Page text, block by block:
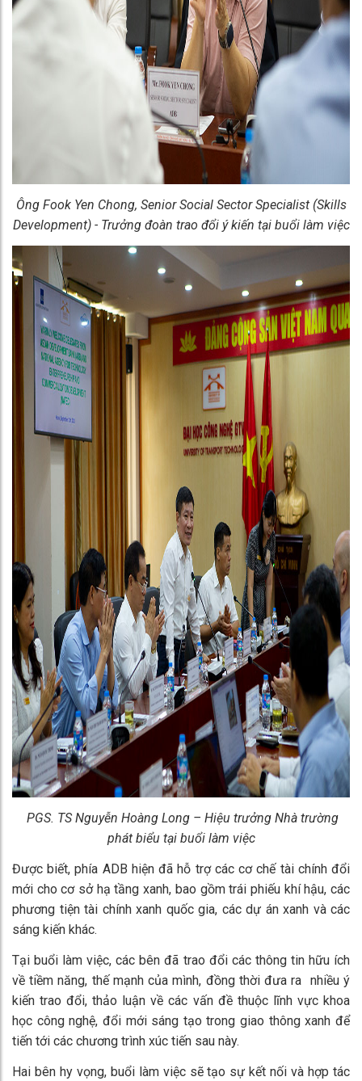
Ông Fook Yen Chong, Senior Social Sector Specialist (Skills
Development) - Trưởng đoàn trao đổi ý kiến tại buổi làm việc
PGS. TS Nguyễn Hoàng Long – Hiệu trưởng Nhà trường
phát biểu tại buổi làm việc
Được biết, phía ADB hiện đã hỗ trợ các cơ chế tài chính đổi
mới cho cơ sở hạ tầng xanh, bao gồm trái phiếu khí hậu, các
phương tiện tài chính xanh quốc gia, các dự án xanh và các
sáng kiến ​​khác.
Tại buổi làm việc, các bên đã trao đổi các thông tin hữu ích
về tiềm năng, thế mạnh của mình, đồng thời đưa ra nhiều ý
kiến trao đổi, thảo luận về các vấn đề thuộc lĩnh vực khoa
học công nghệ, đổi mới sáng tạo trong giao thông xanh để
tiến tới các chương trình xúc tiến sau này.
Hai bên hy vọng, buổi làm việc sẽ tạo sự kết nối và hợp tác